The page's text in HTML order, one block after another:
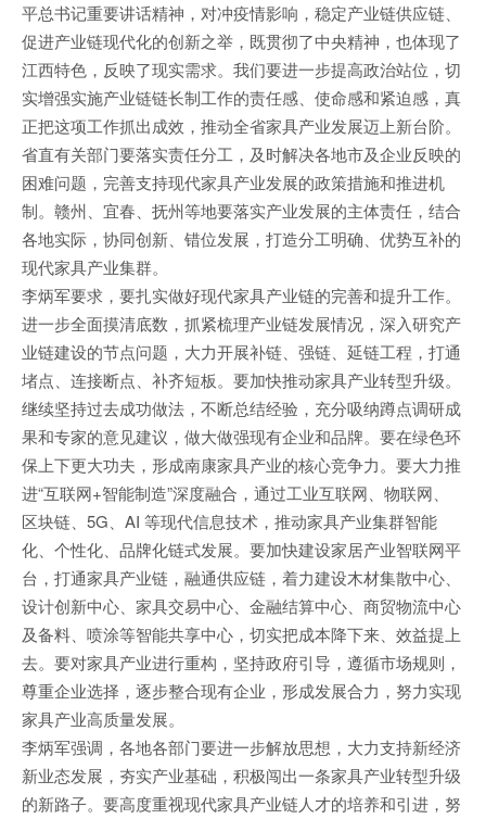
平总书记重要讲话精神，对冲疫情影响，稳定产业链供应链、
促进产业链现代化的创新之举，既贯彻了中央精神，也体现了
江西特色，反映了现实需求。我们要进一步提高政治站位，切
实增强实施产业链链长制工作的责任感、使命感和紧迫感，真
正把这项工作抓出成效，推动全省家具产业发展迈上新台阶。
省直有关部门要落实责任分工，及时解决各地市及企业反映的
困难问题，完善支持现代家具产业发展的政策措施和推进机
制。赣州、宜春、抚州等地要落实产业发展的主体责任，结合
各地实际，协同创新、错位发展，打造分工明确、优势互补的
现代家具产业集群。
李炳军要求，要扎实做好现代家具产业链的完善和提升工作。
进一步全面摸清底数，抓紧梳理产业链发展情况，深入研究产
业链建设的节点问题，大力开展补链、强链、延链工程，打通
堵点、连接断点、补齐短板。要加快推动家具产业转型升级。
继续坚持过去成功做法，不断总结经验，充分吸纳蹲点调研成
果和专家的意见建议，做大做强现有企业和品牌。要在绿色环
保上下更大功夫，形成南康家具产业的核心竞争力。要大力推
进“互联网+智能制造”深度融合，通过工业互联网、物联网、
区块链、5G、AI 等现代信息技术，推动家具产业集群智能
化、个性化、品牌化链式发展。要加快建设家居产业智联网平
台，打通家具产业链，融通供应链，着力建设木材集散中心、
设计创新中心、家具交易中心、金融结算中心、商贸物流中心
及备料、喷涂等智能共享中心，切实把成本降下来、效益提上
去。要对家具产业进行重构，坚持政府引导，遵循市场规则，
尊重企业选择，逐步整合现有企业，形成发展合力，努力实现
家具产业高质量发展。
李炳军强调，各地各部门要进一步解放思想，大力支持新经济
新业态发展，夯实产业基础，积极闯出一条家具产业转型升级
的新路子。要高度重视现代家具产业链人才的培养和引进，努